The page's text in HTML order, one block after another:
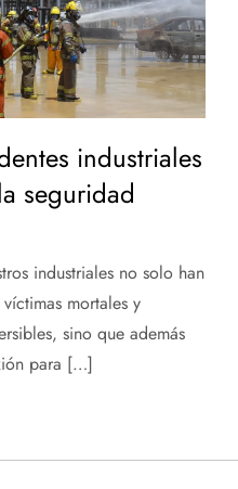
industriales
seguridad
industriales no solo han
mortales y
sino que además
para […]